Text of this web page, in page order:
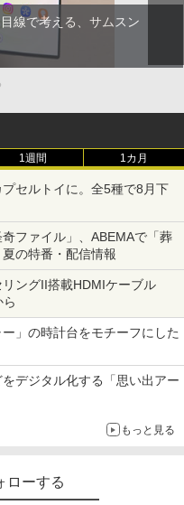
線で考える、サムスン
1週間 1カ月
セルトイに。全5種で8月下
ファイル」、ABEMAで「葬
の特番・配信情報
ングII搭載HDMIケーブル
ら
」の時計台をモチーフにした
デジタル化する「思い出アー
もっと見る
ローする